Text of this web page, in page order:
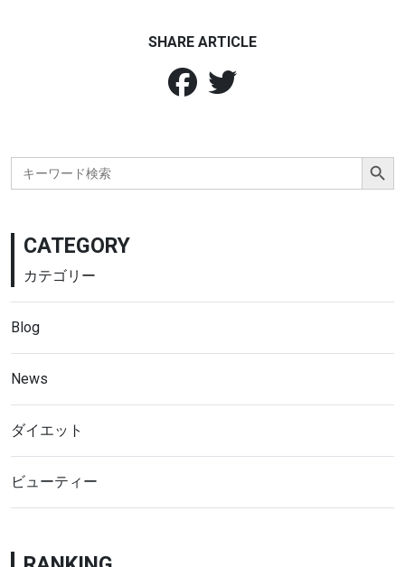
SHARE ARTICLE
Search
for:
Search Button
CATEGORY
カテゴリー
Blog
News
ダイエット
ビューティー